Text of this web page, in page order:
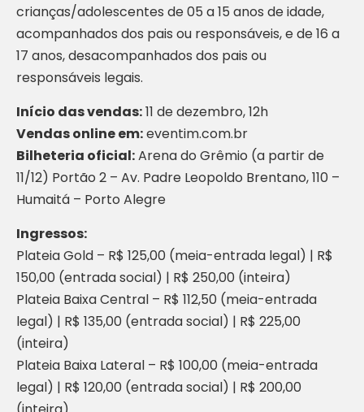
crianças/adolescentes de 05 a 15 anos de idade,
acompanhados dos pais ou responsáveis, e de 16 a
17 anos, desacompanhados dos pais ou
responsáveis legais.
Início das vendas:11 de dezembro, 12h
Vendas online em:eventim.com.br
Bilheteria oficial:Arena do Grêmio (a partir de
11/12) Portão 2 – Av. Padre Leopoldo Brentano, 110 –
Humaitá – Porto Alegre
Ingressos:
Plateia Gold – R$ 125,00 (meia-entrada legal) | R$
150,00 (entrada social) | R$ 250,00 (inteira)
Plateia Baixa Central – R$ 112,50 (meia-entrada
legal) | R$ 135,00 (entrada social) | R$ 225,00
(inteira)
Plateia Baixa Lateral – R$ 100,00 (meia-entrada
legal) | R$ 120,00 (entrada social) | R$ 200,00